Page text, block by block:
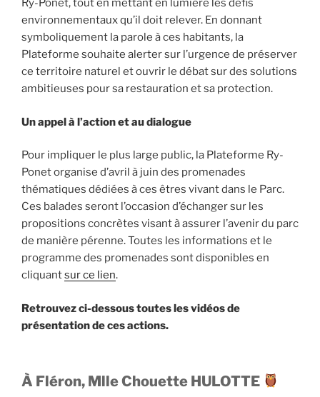
Ry-Ponet, tout en mettant en lumière les défis
environnementaux qu’il doit relever. En donnant
symboliquement la parole à ces habitants, la
Plateforme souhaite alerter sur l’urgence de préserver
ce territoire naturel et ouvrir le débat sur des solutions
ambitieuses pour sa restauration et sa protection.
Un appel à l’action et au dialogue
Pour impliquer le plus large public, la Plateforme Ry-
Ponet organise d’avril à juin des promenades
thématiques dédiées à ces êtres vivant dans le Parc.
Ces balades seront l’occasion d’échanger sur les
propositions concrètes visant à assurer l’avenir du parc
de manière pérenne. Toutes les informations et le
programme des promenades sont disponibles en
cliquantsur ce lien.
Retrouvez ci-dessous toutes les vidéos de
présentation de ces actions.
À Fléron, Mlle Chouette HULOTTE